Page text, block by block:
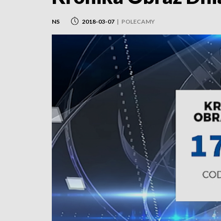
NS 2018-03-07 | POLECAMY